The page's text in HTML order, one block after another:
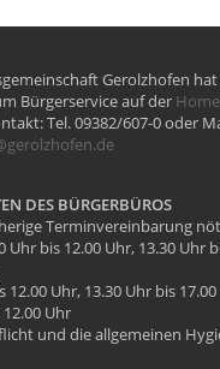
Gerolzhofen
Bürgerservice auf der
Tel. 09382/607-0 oder
DES BÜRGERBÜROS
Terminvereinbarung
Uhr bis 12.00 Uhr, 13.30 Uhr
12.00 Uhr, 13.30 Uhr bis
Uhr
und die allgemeinen